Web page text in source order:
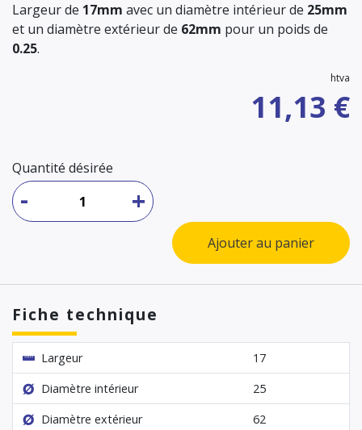
Largeur de 17mm avec un diamètre intérieur de 25mm
et un diamètre extérieur de 62mm pour un poids de
0.25.
htva
11,13 €
Quantité désirée
+
-
Ajouter au panier
Fiche technique
Largeur
17
Diamètre intérieur
25
Diamètre extérieur
62